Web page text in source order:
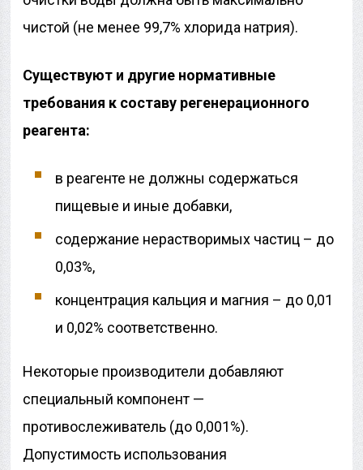
чистой (не менее 99,7% хлорида натрия).
Существуют и другие нормативные
требования к составу регенерационного
реагента:
в реагенте не должны содержаться
пищевые и иные добавки,
содержание нерастворимых частиц – до
0,03%,
концентрация кальция и магния – до 0,01
и 0,02% соответственно.
Некоторые производители добавляют
специальный компонент —
противослеживатель (до 0,001%).
Допустимость использования